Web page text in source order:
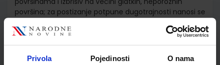
Privola Pojedinosti O nama
površina; za postizanje potpune dugotrajnosti nanosi se
dostupan u 18 boja; okrugli vrh širine 2 mm